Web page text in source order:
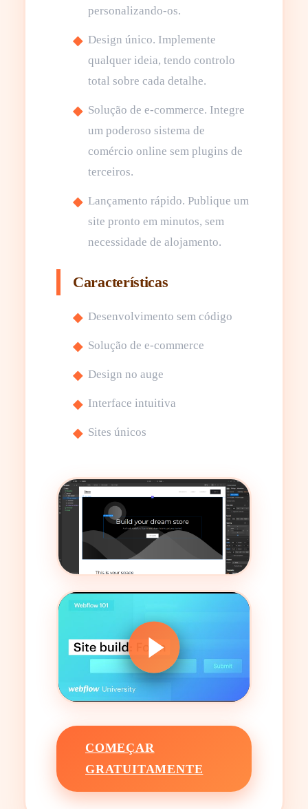
personalizando-os.
Design único. Implemente
qualquer ideia, tendo controlo
total sobre cada detalhe.
Solução de e-commerce. Integre
um poderoso sistema de
comércio online sem plugins de
terceiros.
Lançamento rápido. Publique um
site pronto em minutos, sem
necessidade de alojamento.
Características
Desenvolvimento sem código
Solução de e-commerce
Design no auge
Interface intuitiva
Sites únicos
COMEÇAR
GRATUITAMENTE